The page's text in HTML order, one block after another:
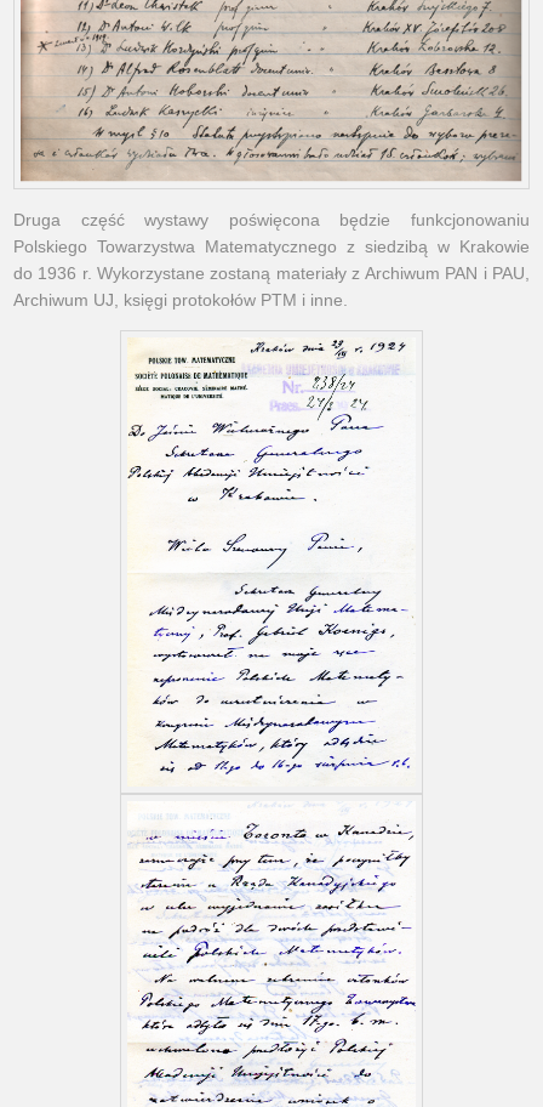
Druga część wystawy poświęcona będzie funkcjonowaniu
Polskiego Towarzystwa Matematycznego z siedzibą w Krakowie
do 1936 r. Wykorzystane zostaną materiały z Archiwum PAN i PAU,
Archiwum UJ, księgi protokołów PTM i inne.